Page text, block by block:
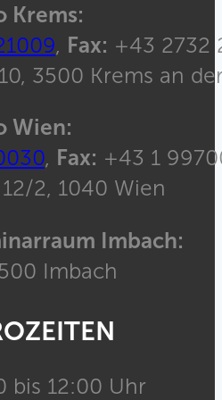
Krems:
, Fax: +43 2732
3500 Krems an
Wien:
, Fax: +43 1
2, 1040 Wien
Imbach:
Imbach
bis 12:00 Uhr